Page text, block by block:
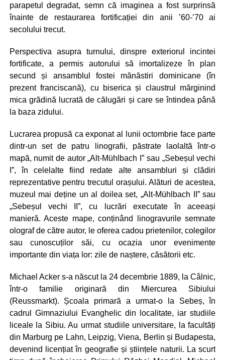
parapetul degradat, semn că imaginea a fost surprinsă
înainte de restaurarea fortificației din anii ’60-’70 ai
secolului trecut.
Perspectiva asupra turnului, dinspre exteriorul incintei
fortificate, a permis autorului să imortalizeze în plan
secund și ansamblul fostei mănăstiri dominicane (în
prezent franciscană), cu biserica și claustrul mărginind
mica grădină lucrată de călugări și care se întindea până
la baza zidului.
Lucrarea propusă ca exponat al lunii octombrie face parte
dintr-un set de patru linografii, păstrate laolaltă într-o
mapă, numit de autor „Alt-Mühlbach I” sau „Sebeșul vechi
I”, în celelalte fiind redate alte ansambluri și clădiri
reprezentative pentru trecutul orașului. Alături de acestea,
muzeul mai deține un al doilea set, „Alt-Mühlbach II” sau
„Sebeșul vechi II”, cu lucrări executate în aceeași
manieră. Aceste mape, conținând linogravurile semnate
olograf de către autor, le oferea cadou prietenilor, colegilor
sau cunoscuților săi, cu ocazia unor evenimente
importante din viața lor: zile de naștere, căsătorii etc.
Michael Acker s-a născut la 24 decembrie 1889, la Câlnic,
într-o familie originară din Miercurea Sibiului
(Reussmarkt). Școala primară a urmat-o la Sebeș, în
cadrul Gimnaziului Evanghelic din localitate, iar studiile
liceale la Sibiu. Au urmat studiile universitare, la facultăți
din Marburg pe Lahn, Leipzig, Viena, Berlin și Budapesta,
devenind licențiat în geografie și științele naturii. La scurt